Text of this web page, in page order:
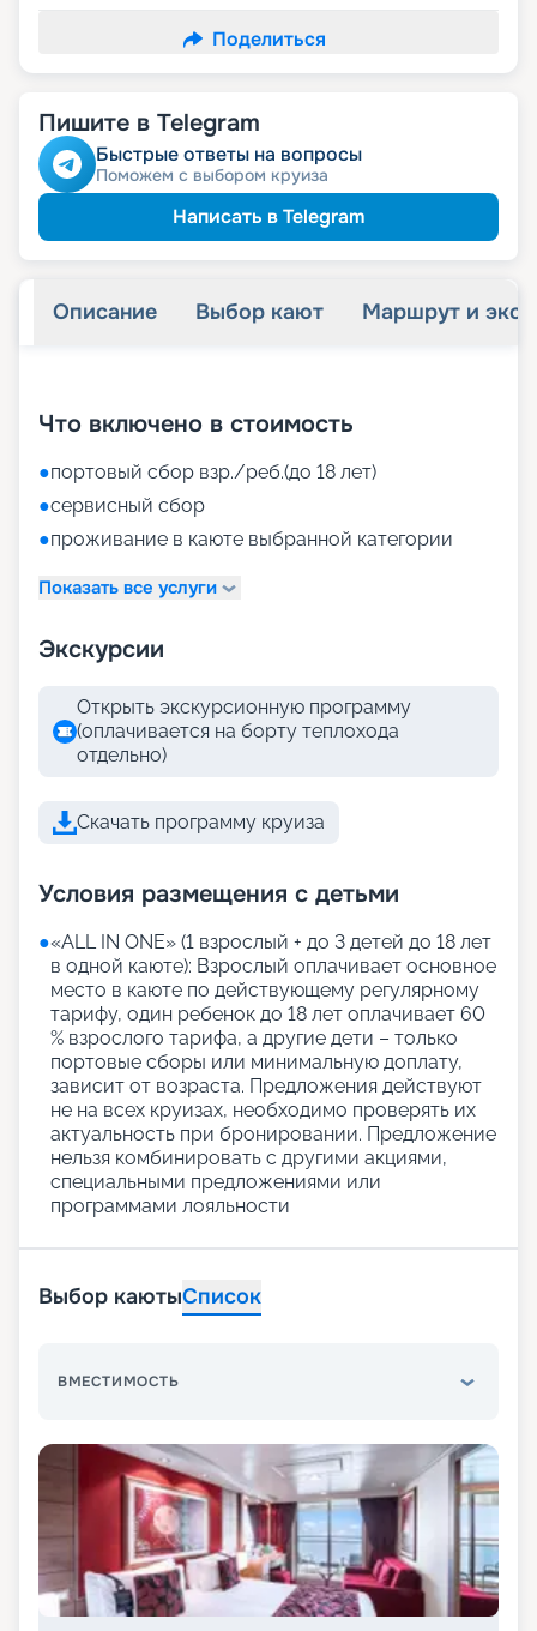
Поделиться
Пишите в Telegram
Быстрые ответы на вопросы
Поможем с выбором круиза
Написать в Telegram
Описание Выбор кают Маршрут и
Что включено в стоимость
●портовый сбор взр./реб.(до 18 лет)
●сервисный сбор
●проживание в каюте выбранной категории
Показать все услуги
Экскурсии
Открыть экскурсионную программу
(оплачивается на борту теплохода
отдельно)
Скачать программу круиза
Условия размещения с детьми
●«АLL IN ONE» (1 взрослый + до 3 детей до 18 лет
в одной каюте): Взрослый оплачивает основное
место в каюте по действующему регулярному
тарифу, один ребенок до 18 лет оплачивает 60
% взрослого тарифа, а другие дети – только
портовые сборы или минимальную доплату,
зависит от возраста. Предложения действуют
не на всех круизах, необходимо проверять их
актуальность при бронировании. Предложение
нельзя комбинировать с другими акциями,
специальными предложениями или
программами лояльности
Выбор каютыСписок
ВМЕСТИМОСТЬ